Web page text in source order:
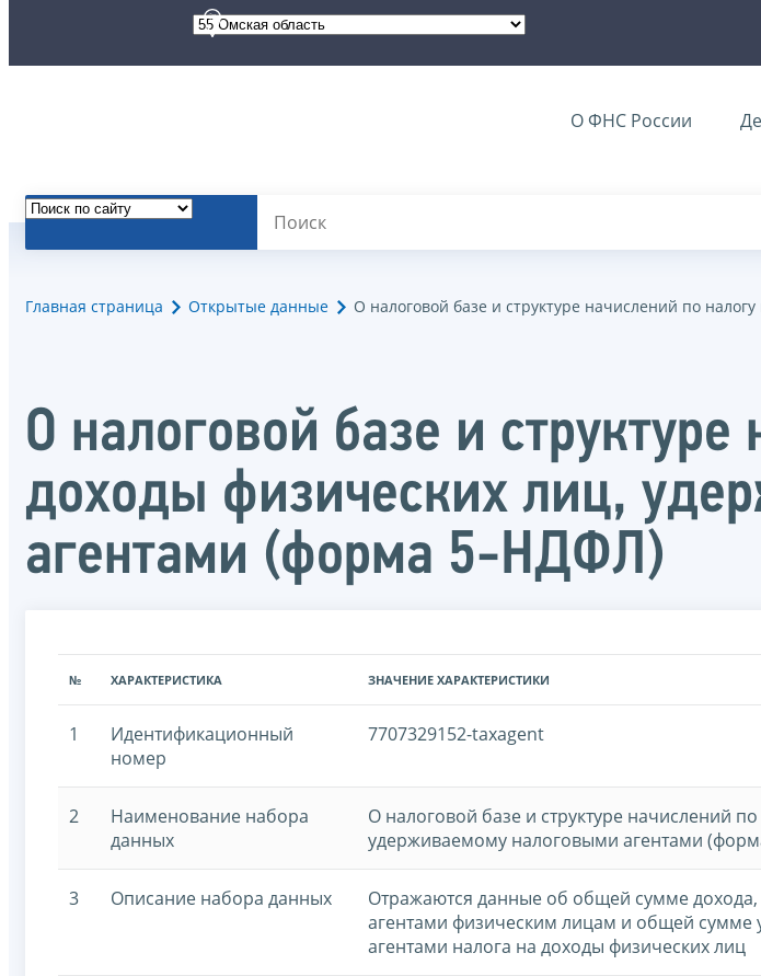
О ФНС России
Главная страница Открытые данные О налоговой базе и структуре начислений по
О налоговой базе и
доходы физических лиц,
агентами (форма 5-НДФЛ)
№ ХАРАКТЕРИСТИКА ЗНАЧЕНИЕ ХАРАКТЕРИСТИКИ
1
Идентификационный
номер
7707329152-taxagent
2
Наименование набора
данных
О налоговой базе и структуре начислений
удерживаемому налоговыми агентами
3 Описание набора данных
Отражаются данные об общей сумме
агентами физическим лицам и общей сумме
агентами налога на доходы физических лиц